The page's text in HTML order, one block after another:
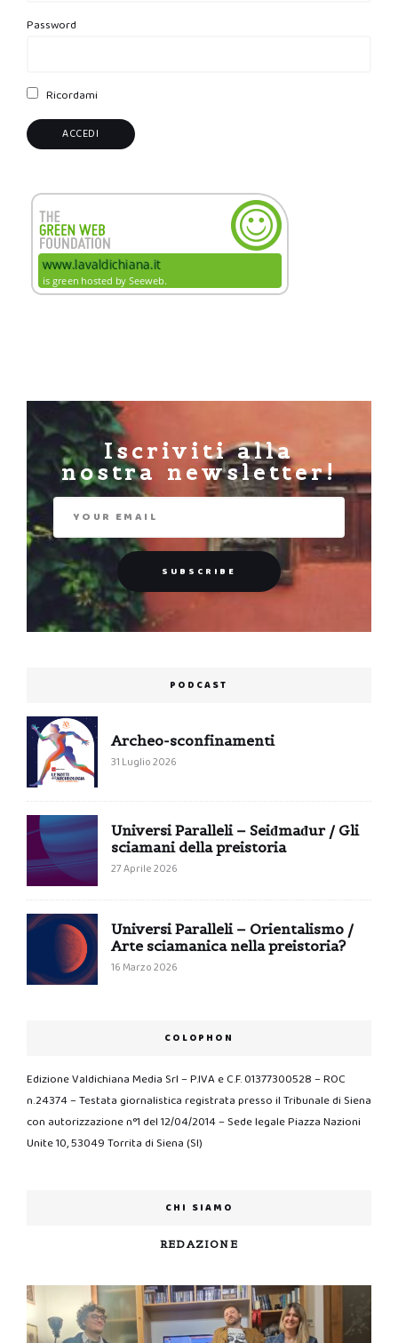
Password
Ricordami
Iscriviti alla
nostra newsletter!
PODCAST
Archeo-sconfinamenti
31 Luglio 2026
Universi Paralleli – Seiđmađur / Gli
sciamani della preistoria
27 Aprile 2026
Universi Paralleli – Orientalismo /
Arte sciamanica nella preistoria?
16 Marzo 2026
COLOPHON
Edizione Valdichiana Media Srl – P.IVA e C.F. 01377300528 – ROC
n.24374 – Testata giornalistica registrata presso il Tribunale di Siena
con autorizzazione n°1 del 12/04/2014 – Sede legale Piazza Nazioni
Unite 10, 53049 Torrita di Siena (SI)
CHI SIAMO
REDAZIONE